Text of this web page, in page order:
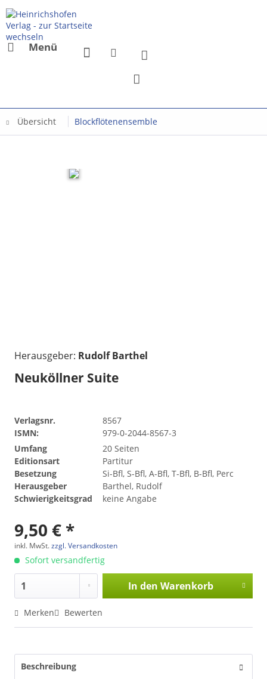
Menü
Übersicht Blockflötenensemble
Herausgeber: Rudolf Barthel
Neuköllner Suite
Verlagsnr.
8567
ISMN:
979-0-2044-8567-3
Umfang
20 Seiten
Editionsart
Partitur
Besetzung
Si-Bfl, S-Bfl, A-Bfl, T-Bfl, B-Bfl, Perc
Herausgeber
Barthel, Rudolf
Schwierigkeitsgrad
keine Angabe
9,50 € *
inkl. MwSt.zzgl. Versandkosten
Sofort versandfertig
In den Warenkorb
Merken Bewerten
Beschreibung